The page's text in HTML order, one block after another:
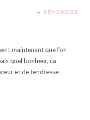
RÉPONDRE
maintenant que l’on
quel bonheur, ca
et de tendresse